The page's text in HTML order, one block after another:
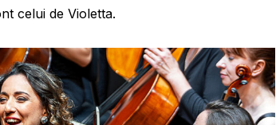
celui de Violetta.